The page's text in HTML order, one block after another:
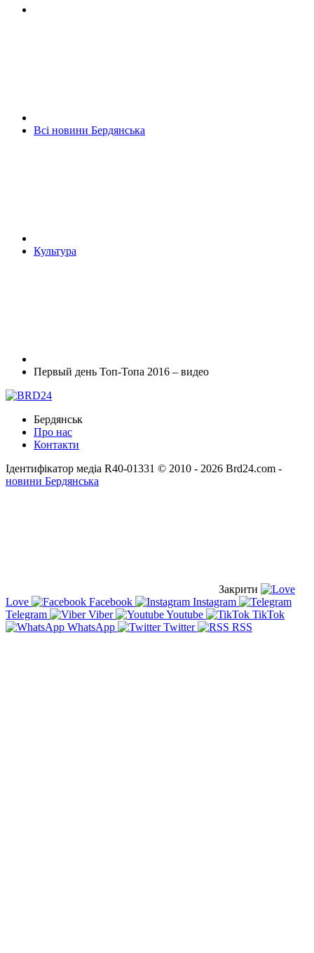
Всі новини Бердянська
Культура
Первый день Топ-Топа 2016 – видео
Бердянськ
Про нас
Контакти
Ідентифікатор медіа R40-01331 © 2010 - 2026 Brd24.com -
новини Бердянська
Закрити
Love
Facebook
Instagram
Telegram
Viber Youtube
TikTok
WhatsApp
Twitter RSS